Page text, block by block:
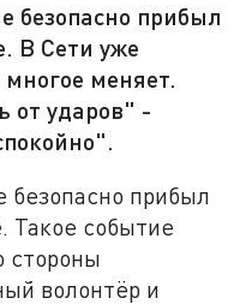
безопасно прибыл
В Сети уже
меняет.
от ударов" -
безопасно прибыл
Такое событие
стороны
волонтёр и